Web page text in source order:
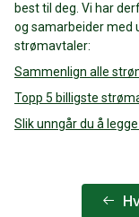
best til deg. Vi har
og samarbeider med
strømavtaler:
Sammenlign alle
Topp 5 billigste
Slik unngår du å